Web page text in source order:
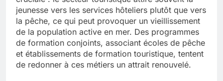
jeunesse vers les services hôteliers plutôt que vers
la pêche, ce qui peut provoquer un vieillissement
de la population active en mer. Des programmes
de formation conjoints, associant écoles de pêche
et établissements de formation touristique, tentent
de redonner à ces métiers un attrait renouvelé.